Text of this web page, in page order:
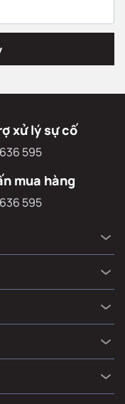
cũng như các
xử lý sự cố
595